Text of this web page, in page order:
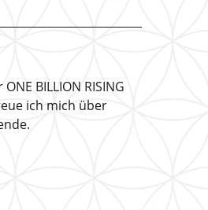
BILLION RISING
ich mich über